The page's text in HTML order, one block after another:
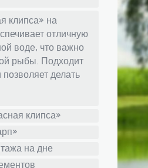
клипса» на
отличную
воде, что важно
рыбы. Подходит
делать
клипса»
на дне